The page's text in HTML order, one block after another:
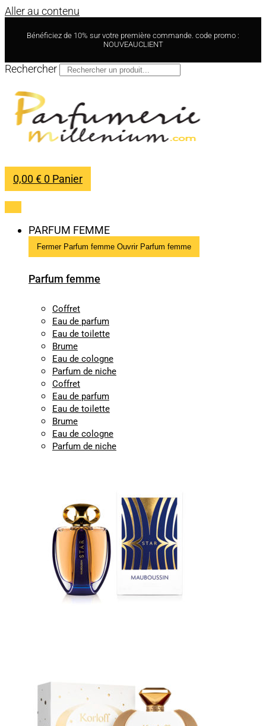
Aller au contenu
Bénéficiez de 10% sur votre première commande. code promo :
NOUVEAUCLIENT
Rechercher
0,00€ 0 Panier
PARFUM FEMME
Fermer Parfum femme Ouvrir Parfum femme
Parfum femme
Coffret
Eau de parfum
Eau de toilette
Brume
Eau de cologne
Parfum de niche
Coffret
Eau de parfum
Eau de toilette
Brume
Eau de cologne
Parfum de niche